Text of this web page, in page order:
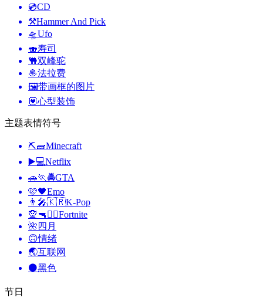
💿CD
⚒️Hammer And Pick
🛸Ufo
🍣寿司
🐫双峰驼
🧆法拉费
🖼️带画框的图片
💟心型装饰
主题表情符号
⛏🧱Minecraft
▶️💻Netflix
🚗🏃🚔GTA
🩷🖤Emo
👨‍🎤🇰🇷K-Pop
🧝🔫🦹‍♂️Fortnite
🌺 四月
🙃情绪
🌏互联网
⚫黑色
节日